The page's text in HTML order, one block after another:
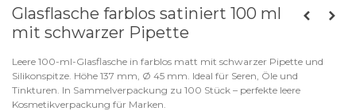
Glasflasche farblos satiniert 100 ml
mit schwarzer Pipette
Leere 100-ml-Glasflasche in farblos matt mit schwarzer Pipette und
Silikonspitze. Höhe 137 mm, Ø 45 mm. Ideal für Seren, Öle und
Tinkturen. In Sammelverpackung zu 100 Stück – perfekte leere
Kosmetikverpackung für Marken.